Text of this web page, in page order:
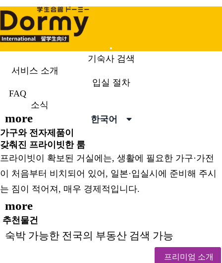
Mobile
Menu
기숙사 검색
서비스 소개
입실 절차
FAQ
소식
한국어
도미는 일본에 유학되는 여러분의 생활을 응원합니다.
영양 만점, 갓 지은 밥
도미에서는 '즐겁고 맛있게'를 모토로,
more
가구와 전자제품이
갖춰진 프라이빗한 룸
프라이빗이 확보된 거실에는, 생활에 필요한 가구·가전
이 처음부터 비치되어 있어, 일본·입실시에 준비해 주시
는 짐이 적어져, 매우 경제적입니다.
more
추천물건
숙박 가능한 전국의 부동산 검색 가능
프리미엄 소개